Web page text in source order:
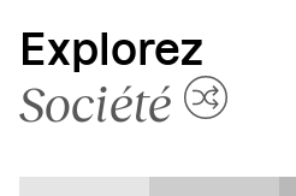
Explorez
Société